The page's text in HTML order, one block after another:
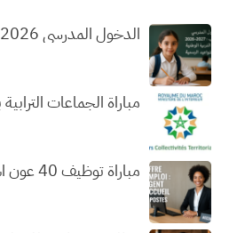
الدخول المدرسي 2026-2027 بالمغرب
مباراة الجماعات الترابية
مباراة توظيف 40 عون استقبال 2026